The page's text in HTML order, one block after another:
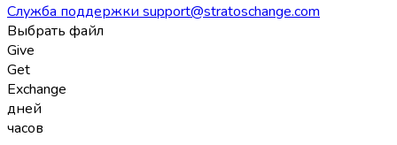
Служба поддержки support@stratoschange.com
Выбрать файл
Give
Get
Exchange
дней
часов